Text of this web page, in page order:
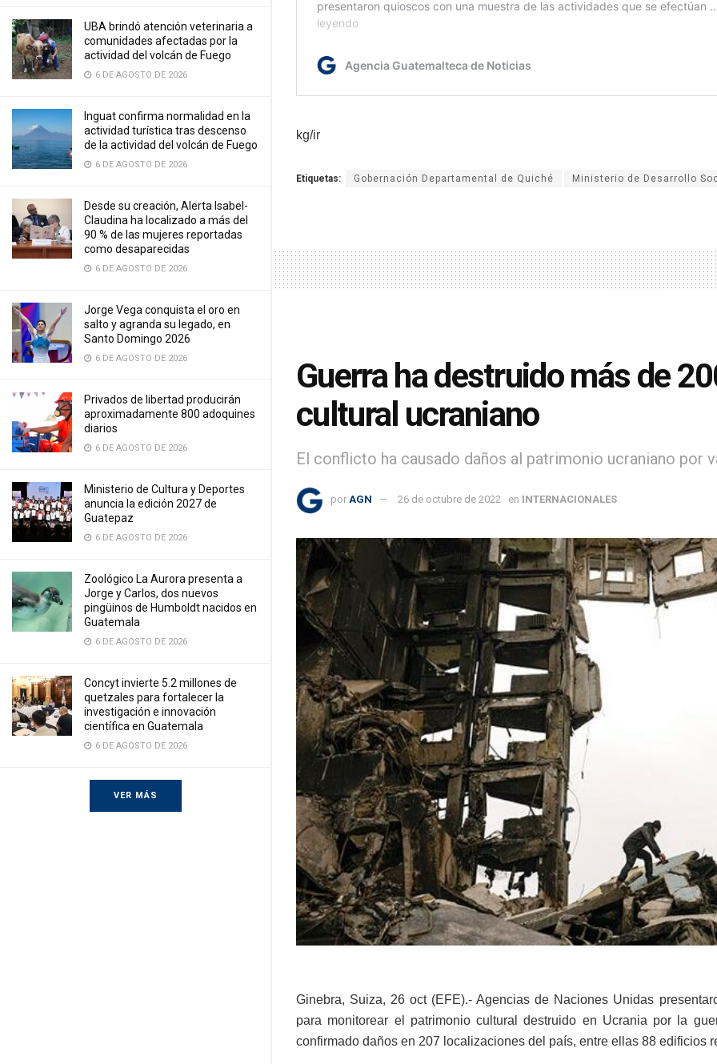
UBA brindó atención veterinaria a
comunidades afectadas por la
actividad del volcán de Fuego
6 DE AGOSTO DE 2026
Inguat confirma normalidad en la
actividad turística tras descenso
de la actividad del volcán de Fuego
6 DE AGOSTO DE 2026
Desde su creación, Alerta Isabel-
Claudina ha localizado a más del
90 % de las mujeres reportadas
como desaparecidas
6 DE AGOSTO DE 2026
Jorge Vega conquista el oro en
salto y agranda su legado, en
Santo Domingo 2026
6 DE AGOSTO DE 2026
Privados de libertad producirán
aproximadamente 800 adoquines
diarios
6 DE AGOSTO DE 2026
Ministerio de Cultura y Deportes
anuncia la edición 2027 de
Guatepaz
6 DE AGOSTO DE 2026
Zoológico La Aurora presenta a
Jorge y Carlos, dos nuevos
pingüinos de Humboldt nacidos en
Guatemala
6 DE AGOSTO DE 2026
Concyt invierte 5.2 millones de
quetzales para fortalecer la
investigación e innovación
científica en Guatemala
6 DE AGOSTO DE 2026
VER MÁS
kg/ir
Etiquetas: Gobernación Departamental de Quiché Ministerio de Desarrollo
Guerra ha destruido más de
cultural ucraniano
El conflicto ha causado daños al patrimonio ucraniano por
por AGN 26 de octubre de 2022 en INTERNACIONALES
Ginebra, Suiza, 26 oct (EFE).- Agencias de Naciones Unidas
para monitorear el patrimonio cultural destruido en Ucrania por la
confirmado daños en 207 localizaciones del país, entre ellas 88 edificios